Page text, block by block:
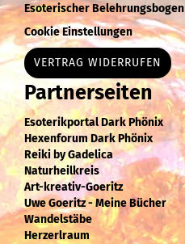
Esoterischer Belehrungsbogen
Cookie Einstellungen
VERTRAG WIDERRUFEN
Partnerseiten
Esoterikportal Dark Phönix
Hexenforum Dark Phönix
Reiki by Gadelica
Naturheilkreis
Art-kreativ-Goeritz
Uwe Goeritz - Meine Bücher
Wandelstäbe
Herzerlraum